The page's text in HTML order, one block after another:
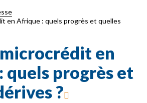
en Afrique : quels progrès et quelles
microcrédit en
quels progrès et
?